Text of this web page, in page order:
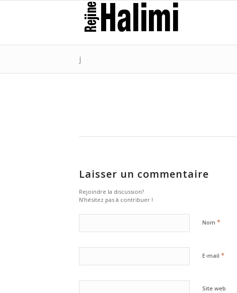
j
Laisser un commentaire
Rejoindre la discussion?
N’hésitez pas à contribuer !
Nom *
E-mail *
Site web